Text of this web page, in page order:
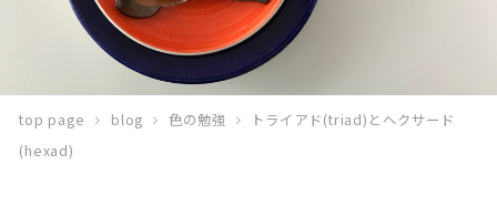
top page blog 色の勉強
トライアド(triad)とヘクサード
(hexad)